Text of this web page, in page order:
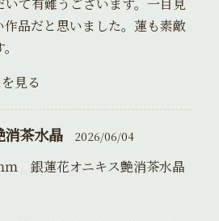
作品だと思いました。蓮も素敵
見る
消茶水晶 2026/06/04
ｍ 銀蓮花オニキス艶消茶水晶